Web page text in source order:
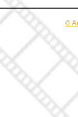
©